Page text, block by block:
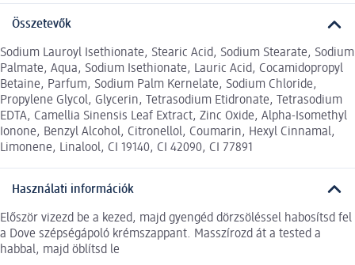
Összetevők
Sodium Lauroyl Isethionate, Stearic Acid, Sodium Stearate, Sodium
Palmate, Aqua, Sodium Isethionate, Lauric Acid, Cocamidopropyl
Betaine, Parfum, Sodium Palm Kernelate, Sodium Chloride,
Propylene Glycol, Glycerin, Tetrasodium Etidronate, Tetrasodium
EDTA, Camellia Sinensis Leaf Extract, Zinc Oxide, Alpha-Isomethyl
Ionone, Benzyl Alcohol, Citronellol, Coumarin, Hexyl Cinnamal,
Limonene, Linalool, CI 19140, CI 42090, CI 77891
Használati információk
Először vizezd be a kezed, majd gyengéd dörzsöléssel habosítsd fel
a Dove szépségápoló krémszappant. Masszírozd át a tested a
habbal, majd öblítsd le